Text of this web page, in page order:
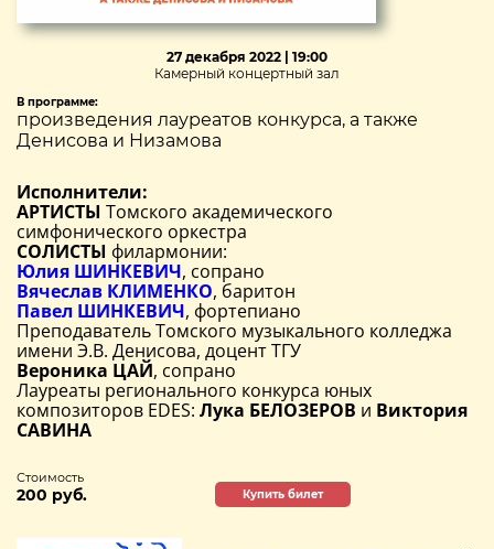
27 декабря 2022 | 19:00
Камерный концертный зал
В программе:
произведения лауреатов конкурса, а также
Денисова и Низамова
Исполнители:
АРТИСТЫ Томского академического
симфонического оркестра
СОЛИСТЫ филармонии:
Юлия ШИНКЕВИЧ, сопрано
Вячеслав КЛИМЕНКО, баритон
Павел ШИНКЕВИЧ, фортепиано
Преподаватель Томского музыкального колледжа
имени Э.В. Денисова, доцент ТГУ
Вероника ЦАЙ, сопрано
Лауреаты регионального конкурса юных
композиторов EDES: Лука БЕЛОЗЕРОВ и Виктория
САВИНА
Стоимость
200 руб. Купить билет